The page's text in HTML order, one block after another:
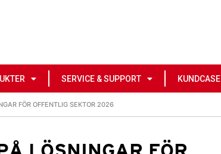
SERVICE & SUPPORT KUNDCASE
FÖR OFFENTLIG SEKTOR 2026